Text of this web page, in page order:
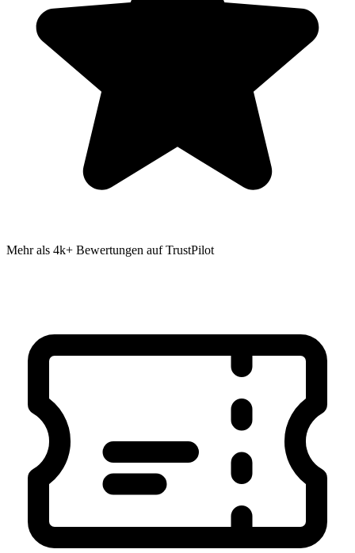
Mehr als 4k+ Bewertungen auf TrustPilot